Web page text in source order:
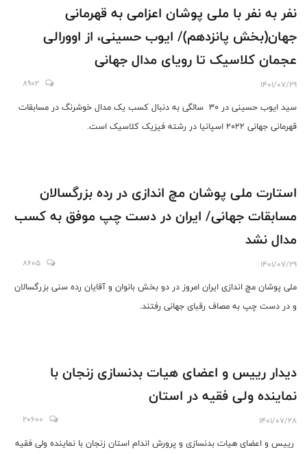
نفر به نفر با ملی پوشان اعزامی به قهرمانی
جهان(بخش پانزدهم)/ ایوب حسینی، از اوورالی
عجمان کلاسیک تا رویای مدال جهانی
1401/07/29
8902
سید ایوب حسینی در 30 سالگی به دنبال کسب یک مدال خوشرنگ در مسابقات
قهرمانی جهانی ٢٠٢٢ اسپانیا در رشته فیزیک کلاسیک است.
استارت ملی پوشان مچ اندازی در رده بزرگسالان
مسابقات جهانی/ ایران در دست چپ موفق به کسب
مدال نشد
1401/07/29
8605
ملی پوشان مچ اندازی ایران امروز در دو بخش بانوان و آقایان رده سنی بزرگسالان
و در دست چپ به مصاف رقبای جهانی رفتند.
دیدار رییس و اعضای هیات بدنسازی زنجان با
نماینده ولی فقیه در استان
1401/07/28
20600
رییس و اعضای هیات بدنسازی و پرورش اندام استان زنجان با نماینده ولی فقیه